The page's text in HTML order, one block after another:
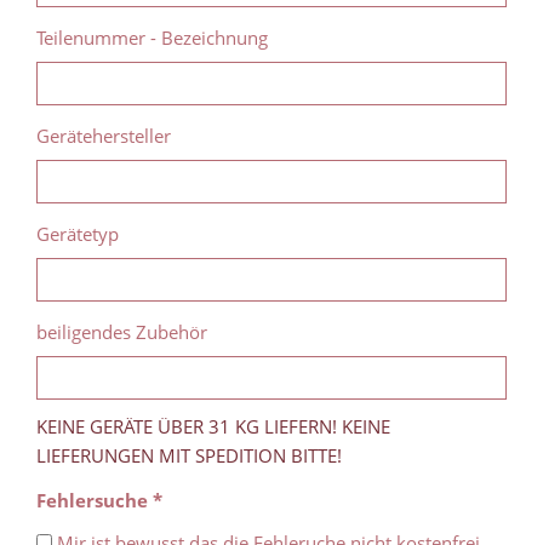
Teilenummer - Bezeichnung
Gerätehersteller
Gerätetyp
beiligendes Zubehör
KEINE GERÄTE ÜBER 31 KG LIEFERN! KEINE
LIEFERUNGEN MIT SPEDITION BITTE!
Fehlersuche *